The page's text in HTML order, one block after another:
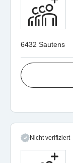
6432 Sautens
Nicht verifiziert